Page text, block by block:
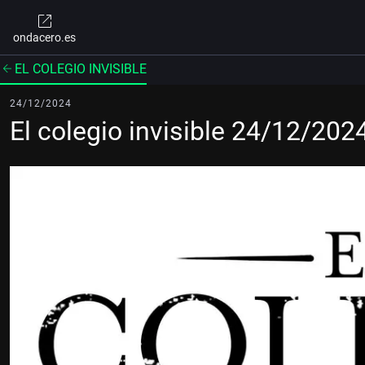
ondacero.es
EL COLEGIO INVISIBLE
24/12/2024
El colegio invisible 24/12/